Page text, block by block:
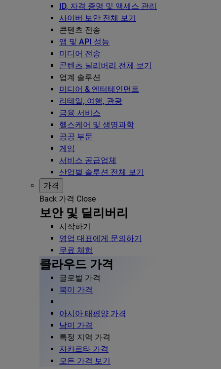
ID, 자격 증명 및 액세스 관리
사이버 보안 전체 보기
콘텐츠 전송
앱 및 API 성능
미디어 전송
콘텐츠 딜리버리 전체 보기
업계 솔루션
미디어 & 엔터테인먼트
리테일, 여행, 관광
금융 서비스
헬스케어 및 생명과학
공공 부문
게임
서비스 공급업체
산업별 솔루션 전체 보기
가격
Back 가격 Close
보안 및 딜리버리
시작하기
영업 대표에게 문의하기
무료 체험
클라우드 가격
글로벌 가격
북미 가격
아시아 태평양 가격
남미 가격
특정 지역 가격
자카르타 가격
모든 가격 보기